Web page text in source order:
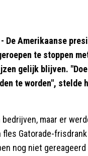
- De Amerikaanse
te stoppen
gelijk blijven.
te worden", stelde
maar er
Gatorade-
nog niet